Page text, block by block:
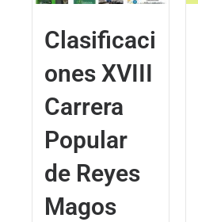
Clasificaci
ones XVIII
Carrera
Popular
de Reyes
Magos